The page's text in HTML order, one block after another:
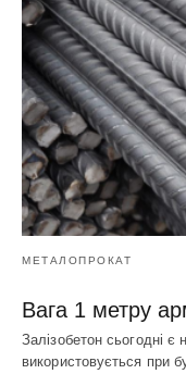
МЕТАЛОПРОКАТ
Вага 1 метру
Залізобетон сьогодні
використовується при